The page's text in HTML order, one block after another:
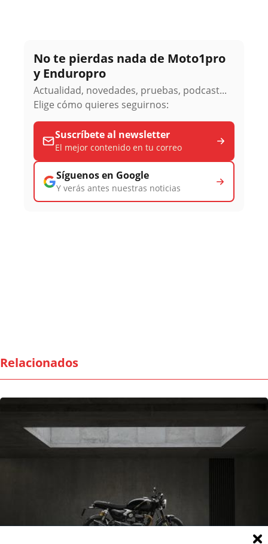
No te pierdas nada de Moto1pro
y Enduropro
Actualidad, novedades, pruebas, podcast...
Elige cómo quieres seguirnos:
Suscríbete al newsletter
El mejor contenido en tu correo
Síguenos en Google
Y verás antes nuestras noticias
Relacionados